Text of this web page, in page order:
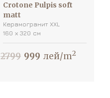
Crotone Pulpis soft
matt
Керамогранит XXL
160 х 320 см
2799 999 лей/m2